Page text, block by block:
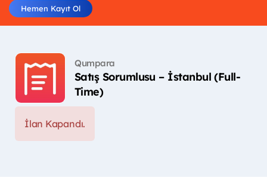
Hemen Kayıt Ol
Qumpara
Satış Sorumlusu – İstanbul (Full-
Time)
İlan Kapandı.